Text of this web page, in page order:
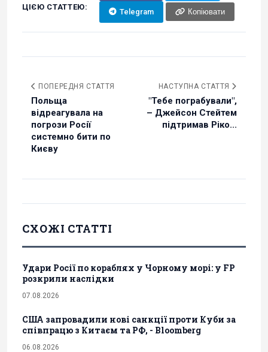
ЦІЄЮ СТАТТЕЮ:
Telegram Копіювати
ПОПЕРЕДНЯ СТАТТЯ
Польща
відреагувала на
погрози Росії
системно бити по
Києву
НАСТУПНА СТАТТЯ
"Тебе пограбували",
– Джейсон Стейтем
підтримав Ріко...
СХОЖІ СТАТТІ
Удари Росії по кораблях у Чорному морі: у FP
розкрили наслідки
07.08.2026
США запровадили нові санкції проти Куби за
співпрацю з Китаєм та РФ, - Bloomberg
06.08.2026